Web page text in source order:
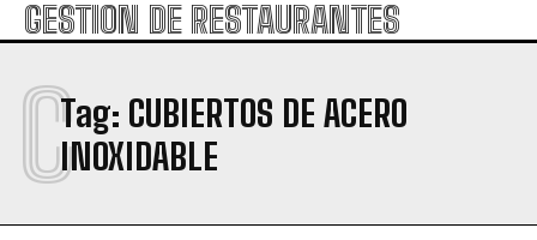
GESTION DE RESTAURANTES
Tag: CUBIERTOS DE ACERO
INOXIDABLE
C